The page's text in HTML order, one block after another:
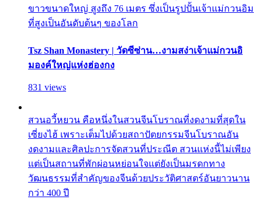
ขาวขนาดใหญ่ สูงถึง 76 เมตร ซึ่งเป็นรูปปั้นเจ้าแม่กวนอิม
ที่สูงเป็นอันดับต้นๆ ของโลก
Tsz Shan Monastery | วัดซีซ่าน…งามสง่าเจ้าแม่กวนอิ
มองค์ใหญ่แห่งฮ่องกง
831 views
สวนอวี้หยวน คือหนึ่งในสวนจีนโบราณที่งดงามที่สุดใน
เซี่ยงไฮ้ เพราะเต็มไปด้วยสถาปัตยกรรมจีนโบราณอัน
งดงามและศิลปะการจัดสวนที่ประณีต สวนแห่งนี้ไม่เพียง
แต่เป็นสถานที่พักผ่อนหย่อนใจแต่ยังเป็นมรดกทาง
วัฒนธรรมที่สำคัญของจีนด้วยประวัติศาสตร์อันยาวนาน
กว่า 400 ปี